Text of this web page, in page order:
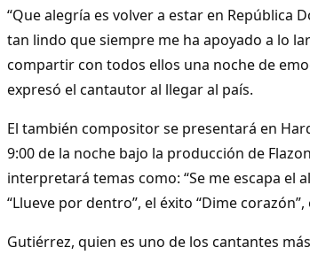
“Que alegría es volver a estar en República
tan lindo que siempre me ha apoyado a lo
compartir con todos ellos una noche de
expresó el cantautor al llegar al país.
El también compositor se presentará en
9:00 de la noche bajo la producción de
interpretará temas como: “Se me escapa el
“Llueve por dentro”, el éxito “Dime
Gutiérrez, quien es uno de los cantantes